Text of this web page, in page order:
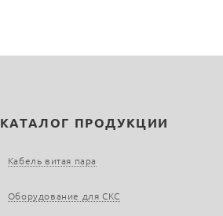
КАТАЛОГ ПРОДУКЦИИ
Кабель витая пара
Оборудование для СКС